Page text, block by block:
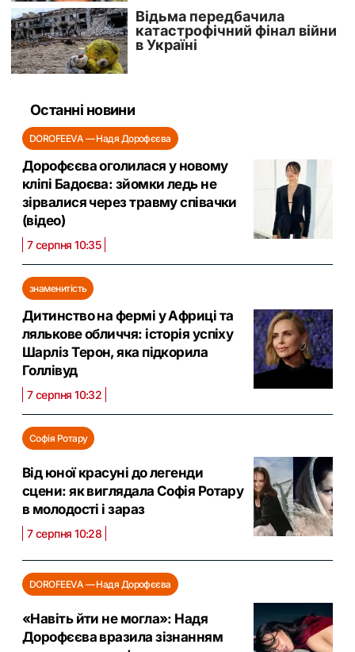
Останні новини
DOROFEEVA — Надя Дорофєєва
Дорофєєва оголилася у новому
кліпі Бадоєва: зйомки ледь не
зірвалися через травму співачки
(відео)
7 серпня 10:35
знаменитість
Дитинство на фермі у Африці та
лялькове обличчя: історія успіху
Шарліз Терон, яка підкорила
Голлівуд
7 серпня 10:32
Софія Ротару
Від юної красуні до легенди
сцени: як виглядала Софія Ротару
в молодості і зараз
7 серпня 10:28
DOROFEEVA — Надя Дорофєєва
«Навіть йти не могла»: Надя
Дорофєєва вразила зізнанням